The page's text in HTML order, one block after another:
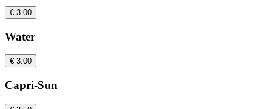
€ 3.00
Water
€ 3.00
Capri-Sun